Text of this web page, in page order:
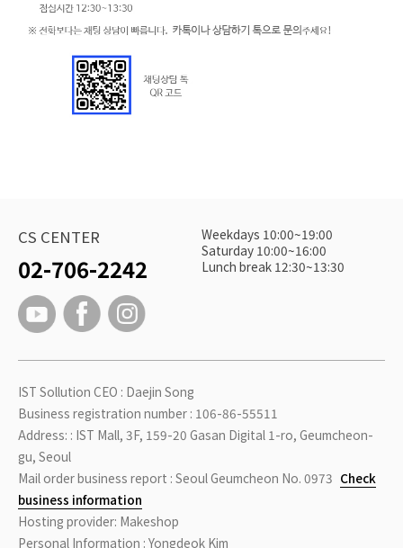
CS CENTER
02-706-2242
Weekdays 10:00~19:00
Saturday 10:00~16:00
Lunch break 12:30~13:30
IST Sollution CEO : Daejin Song
Business registration number : 106-86-55511
Address: : IST Mall, 3F, 159-20 Gasan Digital 1-ro, Geumcheon-
gu, Seoul
Mail order business report : Seoul Geumcheon No. 0973 Check
business information
Hosting provider: Makeshop
Personal Information : Yongdeok Kim